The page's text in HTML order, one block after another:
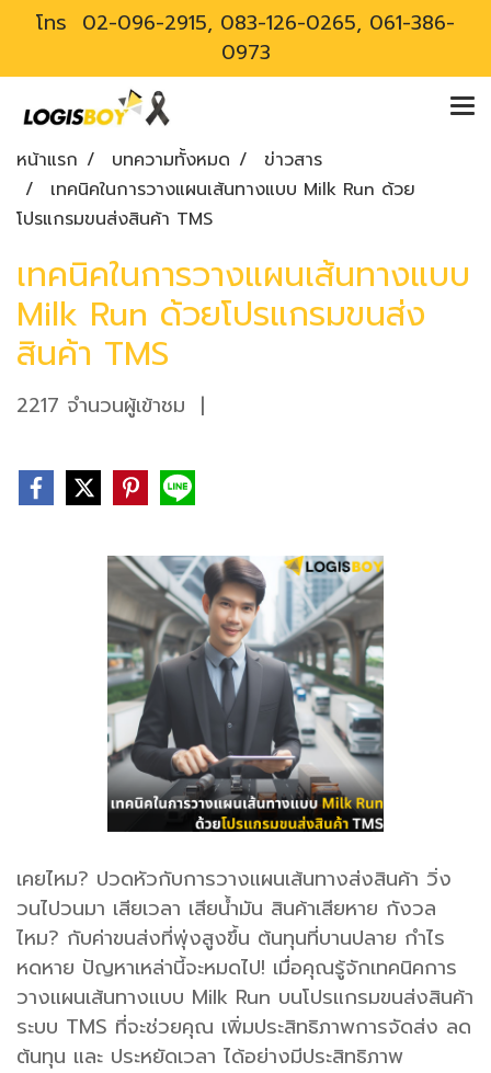
โทร 02-096-2915, 083-126-0265, 061-386-
0973
หน้าแรก บทความทั้งหมด
ข่าวสาร
เทคนิคในการวางแผนเส้นทางแบบ Milk Run ด้วย
โปรแกรมขนส่งสินค้า TMS
เทคนิคในการวางแผนเส้นทางแบบ
Milk Run ด้วยโปรแกรมขนส่ง
สินค้า TMS
2217 จำนวนผู้เข้าชม |
เคยไหม? ปวดหัวกับการวางแผนเส้นทางส่งสินค้า วิ่ง
วนไปวนมา เสียเวลา เสียน้ำมัน สินค้าเสียหาย กังวล
ไหม? กับค่าขนส่งที่พุ่งสูงขึ้น ต้นทุนที่บานปลาย กำไร
หดหาย ปัญหาเหล่านี้จะหมดไป! เมื่อคุณรู้จักเทคนิคการ
วางแผนเส้นทางแบบ Milk Run บนโปรแกรมขนส่งสินค้า
ระบบ TMS ที่จะช่วยคุณ เพิ่มประสิทธิภาพการจัดส่ง ลด
ต้นทุน และ ประหยัดเวลา ได้อย่างมีประสิทธิภาพ